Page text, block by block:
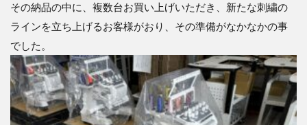
その納品の中に、複数台お買い上げいただき、新たな刺繍の
ラインを立ち上げるお客様がおり、その準備がなかなかの事
でした。